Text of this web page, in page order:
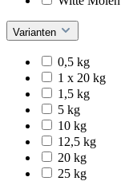
Varianten
0,5 kg
1 x 20 kg
1,5 kg
5 kg
10 kg
12,5 kg
20 kg
25 kg